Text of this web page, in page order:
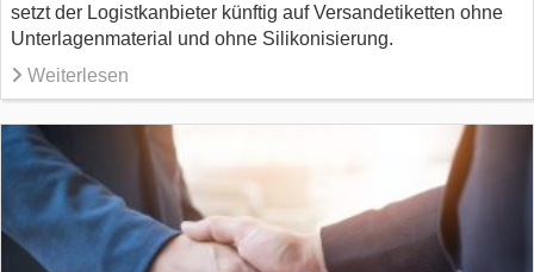
setzt der Logistkanbieter künftig auf Versandetiketten ohne
Unterlagenmaterial und ohne Silikonisierung.
Weiterlesen